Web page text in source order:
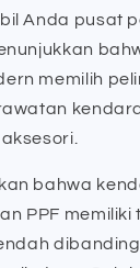
Anda pusat
memilih
bahwa
PPF